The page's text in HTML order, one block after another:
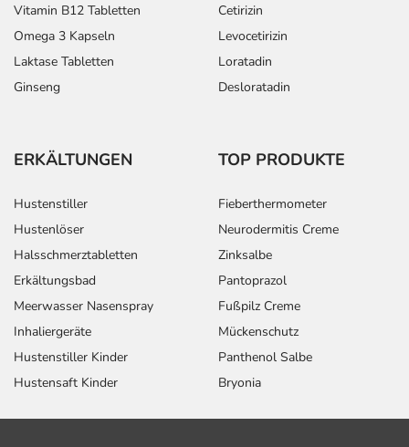
Vitamin B12 Tabletten
Omega 3 Kapseln
Laktase Tabletten
Ginseng
Cetirizin
Levocetirizin
Loratadin
Desloratadin
ERKÄLTUNGEN
Hustenstiller
Hustenlöser
Halsschmerztabletten
Erkältungsbad
Meerwasser Nasenspray
Inhaliergeräte
Hustenstiller Kinder
Hustensaft Kinder
TOP PRODUKTE
Fieberthermometer
Neurodermitis Creme
Zinksalbe
Pantoprazol
Fußpilz Creme
Mückenschutz
Panthenol Salbe
Bryonia